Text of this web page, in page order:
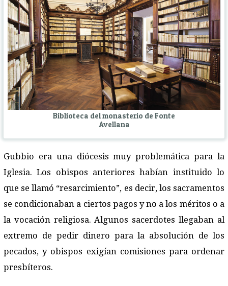
Biblioteca del monasterio de Fonte
Avellana
Gubbio era una diócesis muy problemática para la
Iglesia. Los obispos anteriores habían instituido lo
que se llamó “resarcimiento”, es decir, los sacramentos
se condicionaban a ciertos pagos y no a los méritos o a
la vocación religiosa. Algunos sacerdotes llegaban al
extremo de pedir dinero para la absolución de los
pecados, y obispos exigían comisiones para ordenar
presbíteros.